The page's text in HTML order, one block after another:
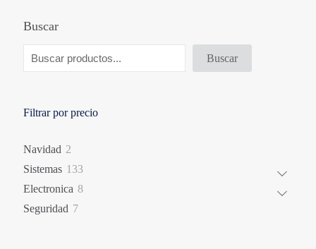
Buscar
Buscar
Filtrar por precio
Navidad 2
Sistemas 133133
Electronica 88
Seguridad 77